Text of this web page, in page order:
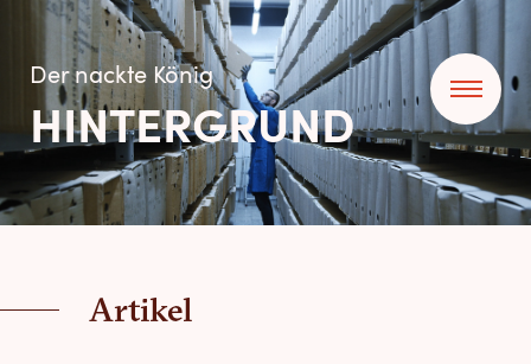
Der nackte König
HINTERGRUND
Artikel